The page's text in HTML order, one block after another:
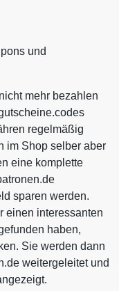
und
mehr bezahlen
regelmäßig
im Shop selber aber
eine komplette
sparen werden.
einen interessanten
haben,
Sie werden dann
weitergeleitet und